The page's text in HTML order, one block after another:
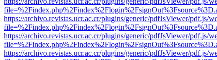
https://archivo.revistas.ucr.ac.cr/plugins/generic/pdfJsViewer/pdf.js/
https://archivo.revistas.ucr.ac.cr/plugins/generic/pdfJsViewer/pdf.js/
https://archivo.revistas.ucr.ac.cr/plugins/generic/pdfJsViewer/pdf.js/